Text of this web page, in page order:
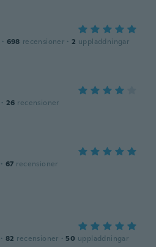
· 698 recensioner · 2 uppladdningar
· 26 recensioner
· 67 recensioner
· 82 recensioner · 50 uppladdningar